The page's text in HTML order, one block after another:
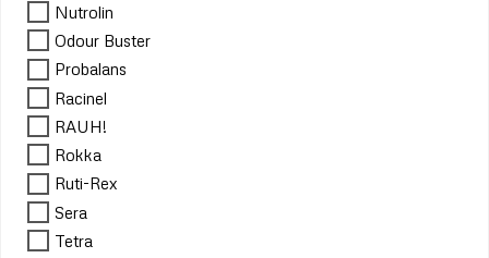
Nutrolin
Odour Buster
Probalans
Racinel
RAUH!
Rokka
Ruti-Rex
Sera
Tetra